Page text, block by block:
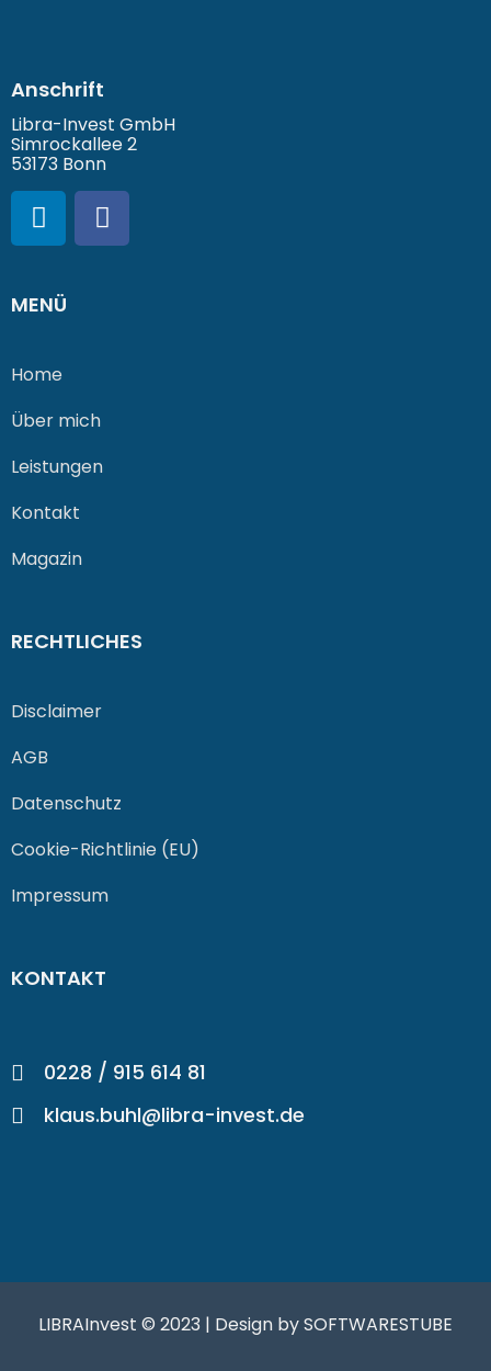
Anschrift
Libra-Invest GmbH
Simrockallee 2
53173 Bonn
MENÜ
Home
Über mich
Leistungen
Kontakt
Magazin
RECHTLICHES
Disclaimer
AGB
Datenschutz
Cookie-Richtlinie (EU)
Impressum
KONTAKT
0228 / 915 614 81
klaus.buhl@libra-invest.de
LIBRAInvest © 2023 | Design by SOFTWARESTUBE